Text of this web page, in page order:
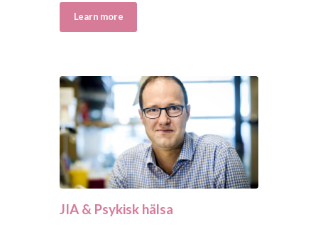
Learn more
JIA & Psykisk hälsa